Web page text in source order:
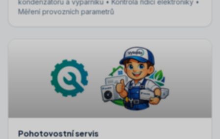
Měření provozních parametrů
Pohotovostní servis